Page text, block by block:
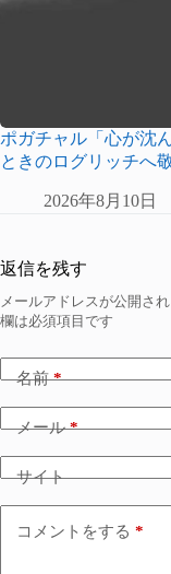
ポガチャル「心が沈
ときのログリッチへ
2026年8月10日
返信を残す
メールアドレスが公開さ
欄は必須項目です
名前*
メール*
サイト
コメントをする *